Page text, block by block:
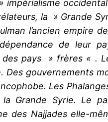
impérialisme
la » Grande
l’ancien empire
de leur
des pays » frères « .
Des gouvernements
Les
Grande Syrie. Le
des Najjades elle-